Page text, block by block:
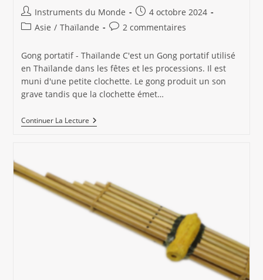
Auteur/autrice
de
Instruments du Monde
Publication
publiée :
4 octobre 2024
PostAsie / Thaïlande
Commentaires
la
publication :
2 commentaires
Gong portatif - Thaïlande C'est un Gong portatif utilisé
en Thaïlande dans les fêtes et les processions. Il est
muni d'une petite clochette. Le gong produit un son
grave tandis que la clochette émet…
Continuer La LectureGong
Portatif